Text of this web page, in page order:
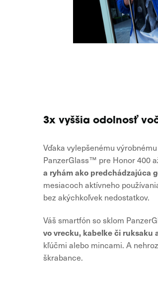
3x vyššia odolnosť
Vďaka vylepšenému
PanzerGlass™ pre Honor 400
a ryhám ako predchádzajúca
mesiacoch aktívneho
bez akýchkoľvek nedostatkov.
Váš smartfón so sklom
vo vrecku, kabelke či ruksaku
kľúčmi alebo mincami. A
škrabance.